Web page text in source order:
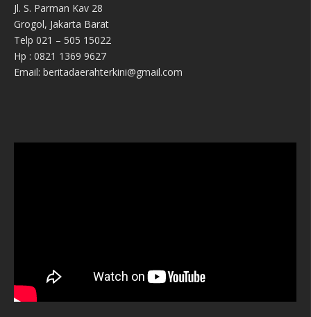
Jl. S. Parman Kav 28
Grogol, Jakarta Barat
Telp 021 – 505 15022
Hp : 0821 1369 9627
Email: beritadaerahterkini@gmail.com